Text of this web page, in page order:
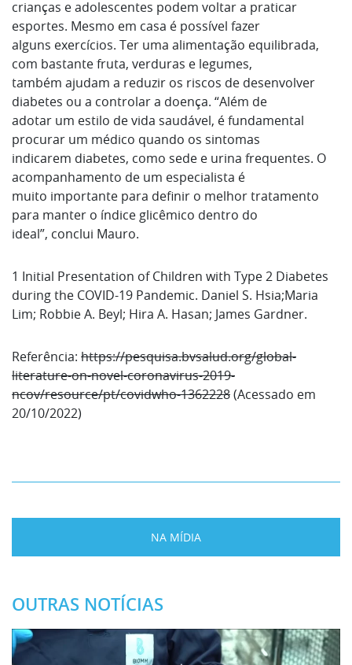
crianças e adolescentes podem voltar a praticar
esportes. Mesmo em casa é possível fazer
alguns exercícios. Ter uma alimentação equilibrada,
com bastante fruta, verduras e legumes,
também ajudam a reduzir os riscos de desenvolver
diabetes ou a controlar a doença. “Além de
adotar um estilo de vida saudável, é fundamental
procurar um médico quando os sintomas
indicarem diabetes, como sede e urina frequentes. O
acompanhamento de um especialista é
muito importante para definir o melhor tratamento
para manter o índice glicêmico dentro do
ideal”, conclui Mauro.
1 Initial Presentation of Children with Type 2 Diabetes
during the COVID-19 Pandemic. Daniel S. Hsia;Maria
Lim; Robbie A. Beyl; Hira A. Hasan; James Gardner.
Referência: https://pesquisa.bvsalud.org/global-
literature-on-novel-coronavirus-2019-
ncov/resource/pt/covidwho-1362228(Acessado em
20/10/2022)
NA MÍDIA
OUTRAS NOTÍCIAS